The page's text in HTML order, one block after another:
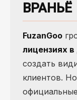
ВРАНЬЁ
FuzanGoo
лицензиях
создать
клиентов.